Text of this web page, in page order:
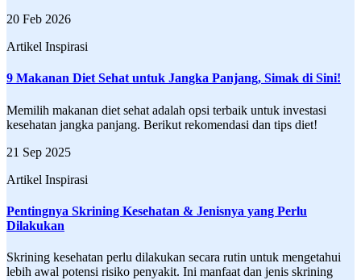
20 Feb 2026
Artikel Inspirasi
9 Makanan Diet Sehat untuk Jangka Panjang, Simak di Sini!
Memilih makanan diet sehat adalah opsi terbaik untuk investasi
kesehatan jangka panjang. Berikut rekomendasi dan tips diet!
21 Sep 2025
Artikel Inspirasi
Pentingnya Skrining Kesehatan & Jenisnya yang Perlu
Dilakukan
Skrining kesehatan perlu dilakukan secara rutin untuk mengetahui
lebih awal potensi risiko penyakit. Ini manfaat dan jenis skrining